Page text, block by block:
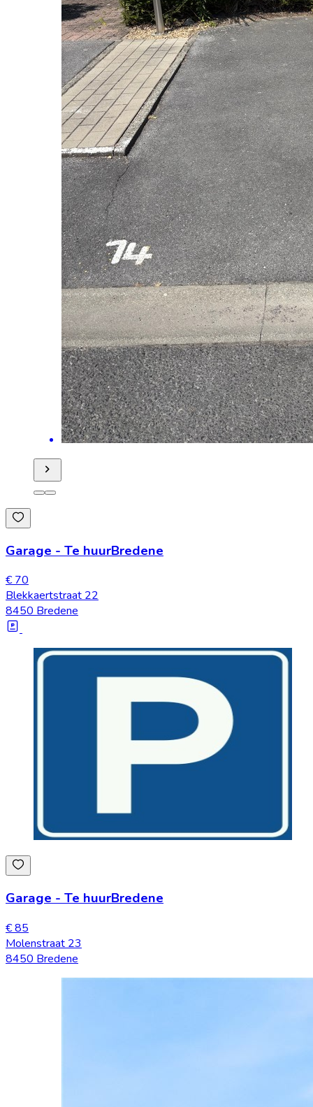
Garage - Te huurBredene
€ 70
Blekkaertstraat 22
8450 Bredene
Garage - Te huurBredene
€ 85
Molenstraat 23
8450 Bredene